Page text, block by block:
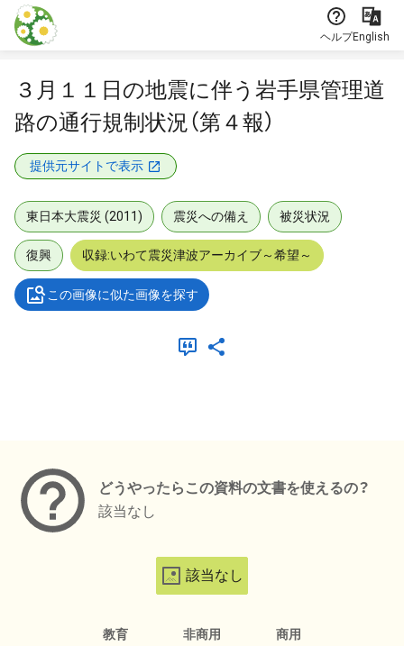
本文に飛ぶ
ヘルプEnglish
３月１１日の地震に伴う岩手県管理道
路の通行規制状況（第４報）
提供元サイトで表示
東日本大震災 (2011) 震災への備え 被災状況
復興 収録:いわて震災津波アーカイブ～希望～
この画像に似た画像を探す
どうやったらこの資料の文書を使えるの？
該当なし
該当なし
教育 非商用 商用